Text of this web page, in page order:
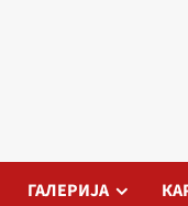
ГАЛЕРИЈА